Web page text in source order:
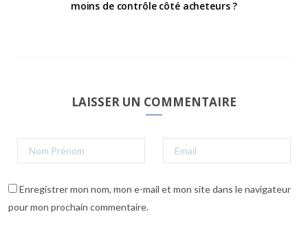
moins de contrôle côté acheteurs ?
LAISSER UN COMMENTAIRE
Enregistrer mon nom, mon e-mail et mon site dans le navigateur
pour mon prochain commentaire.